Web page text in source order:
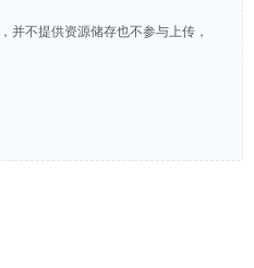
并不提供资源储存也不参与上传，